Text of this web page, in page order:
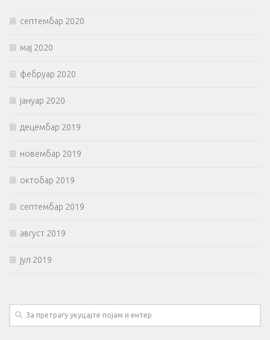
септембар 2020
мај 2020
фебруар 2020
јануар 2020
децембар 2019
новембар 2019
октобар 2019
септембар 2019
август 2019
јул 2019